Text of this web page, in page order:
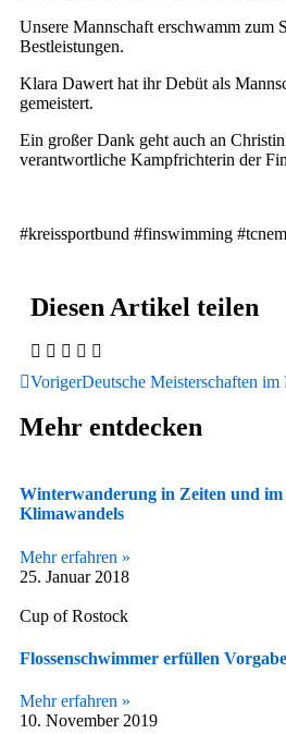
Unsere Mannschaft erschwamm zum
Bestleistungen.
Klara Dawert hat ihr Debüt als
gemeistert.
Ein großer Dank geht auch an
verantwortliche Kampfrichterin der
#kreissportbund #finswimming
Diesen Artikel teilen
VorigerDeutsche Meisterschaften
Mehr entdecken
Winterwanderung in Zeiten und im
Klimawandels
Mehr erfahren »
25. Januar 2018
Cup of Rostock
Flossenschwimmer erfüllen
Mehr erfahren »
10. November 2019